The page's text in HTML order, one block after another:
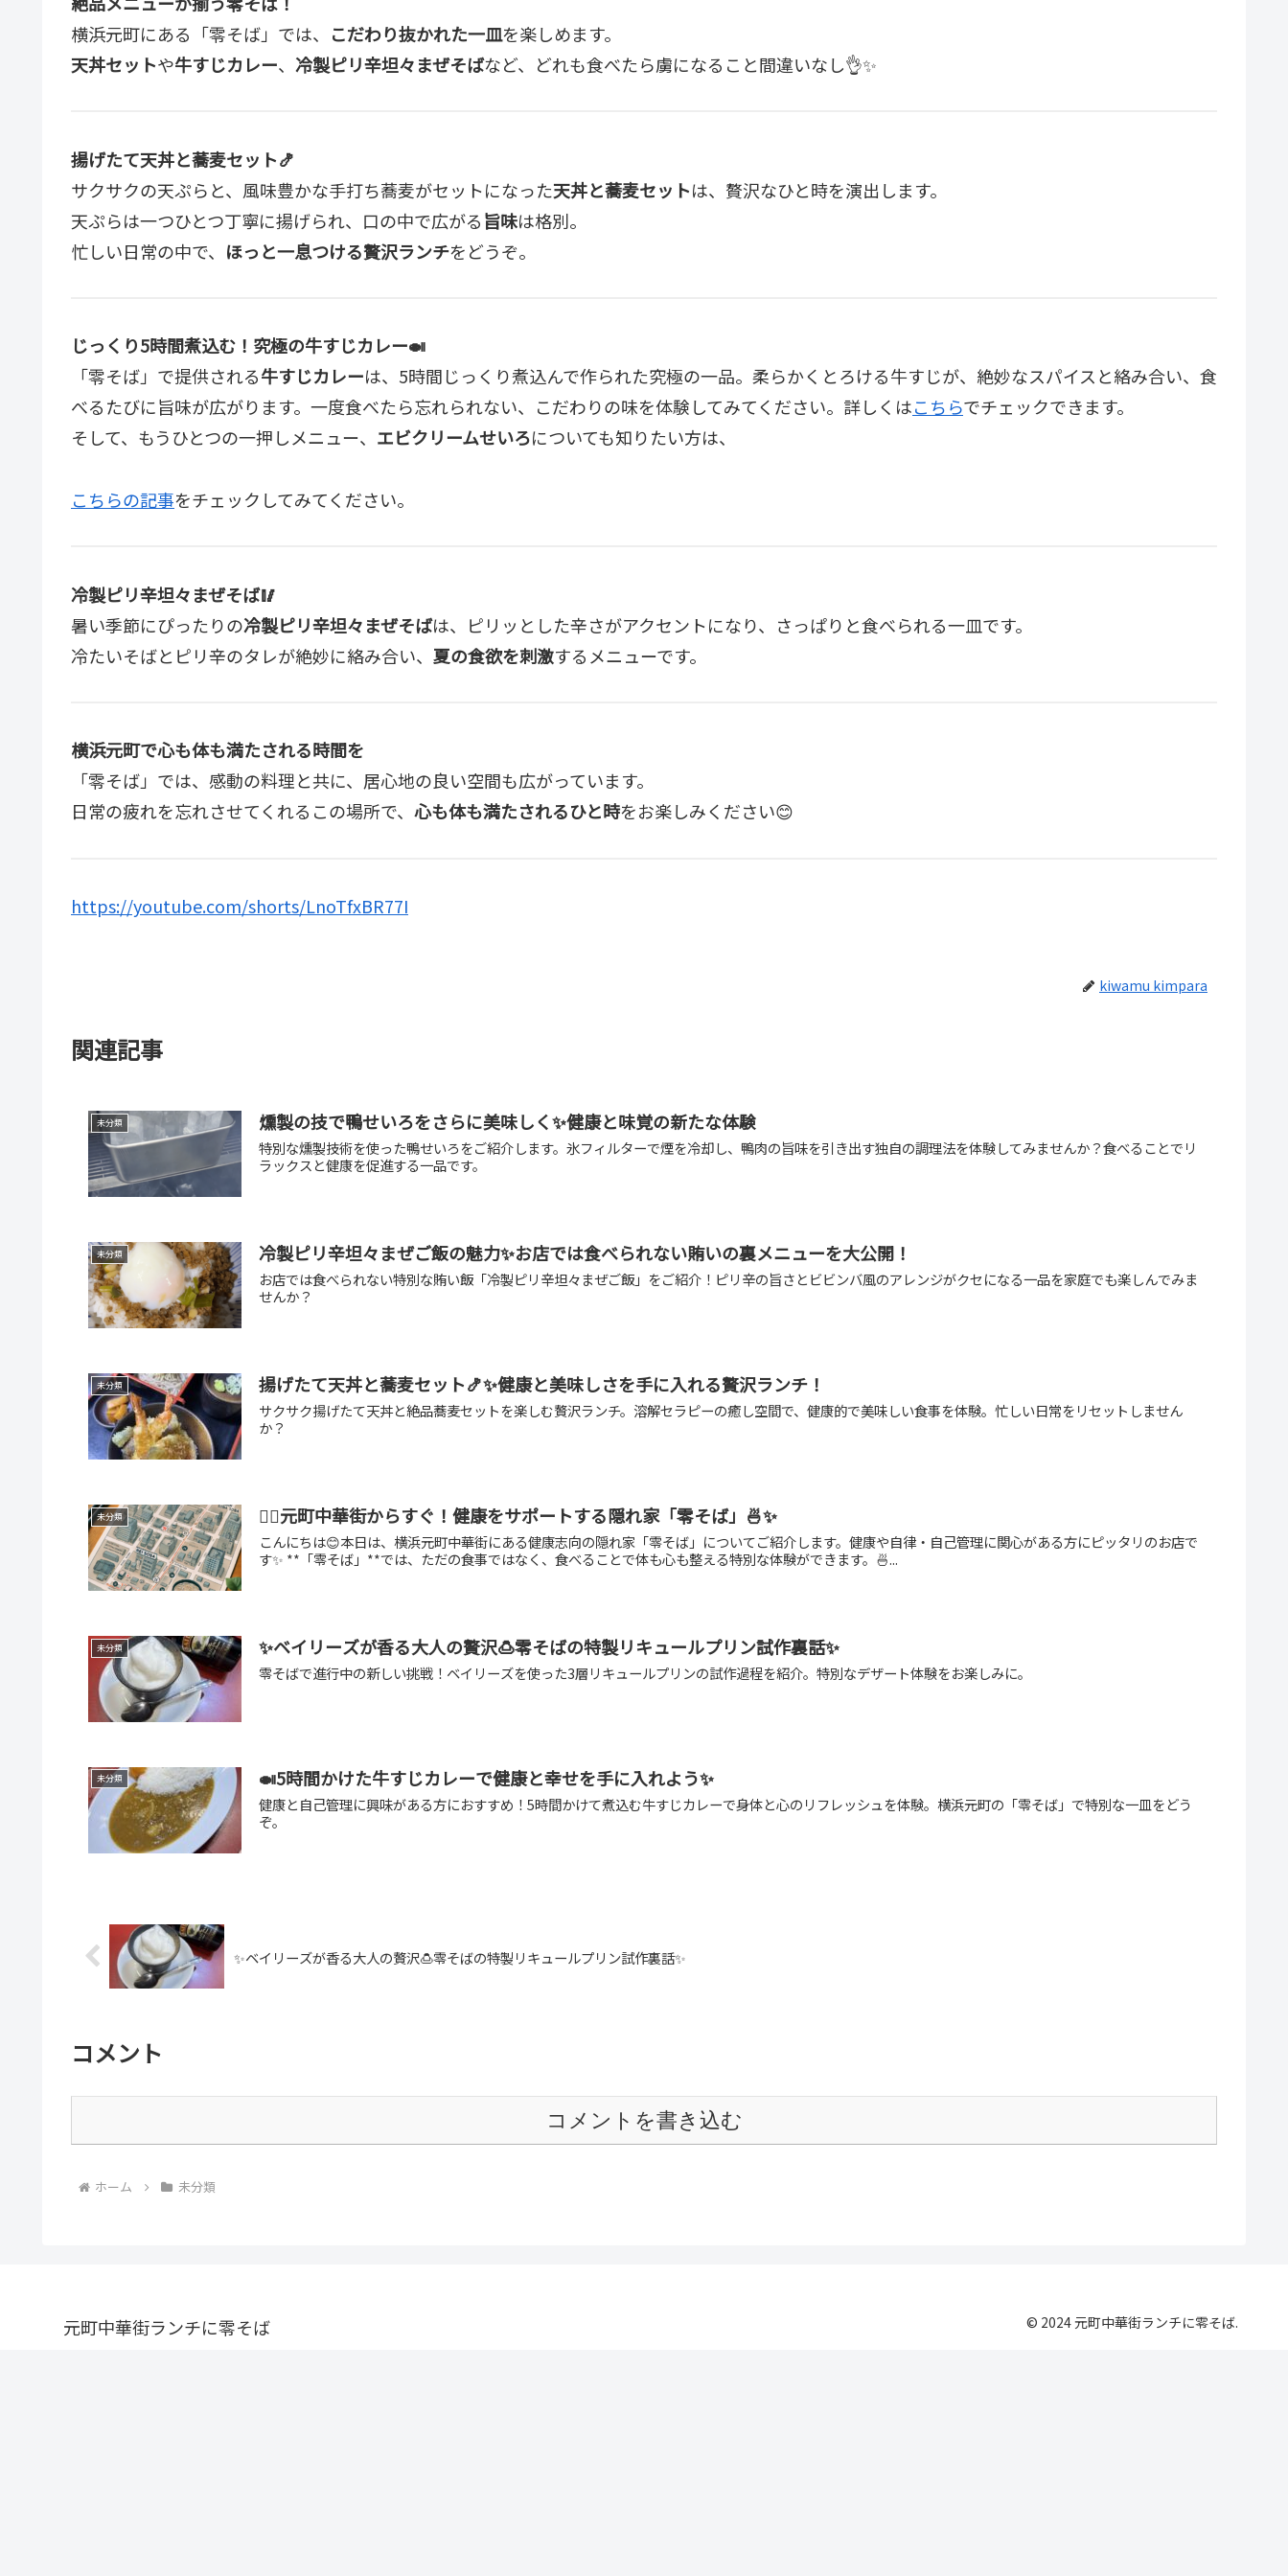
横浜元町にある「零そば」では、
こだわり抜かれた一皿を楽しめます。
天丼セットや牛すじカレー、 冷製ピリ辛坦々まぜそばなど、どれも食べたら虜になること間違いなし👌✨
揚げたて天丼と蕎麦セット🍤
サクサクの天ぷらと、風味豊かな手打ち蕎麦がセットになった天丼と蕎麦セットは、贅沢なひと時を演出します。
天ぷらは一つひとつ丁寧に揚げられ、口の中で広がる旨味は格別。
忙しい日常の中で、 ほっと一息つける贅沢ランチをどうぞ。
じっくり5時間煮込む！究極の牛すじカレー🍛
「零そば」で提供される牛すじカレーは、5時間じっくり煮込んで作られた究極の一品。柔らかくとろける牛すじが、絶妙なスパイスと絡み合い、食
べるたびに旨味が広がります。一度食べたら忘れられない、こだわりの味を体験してみてください。詳しくはこちらでチェックできます。
そして、もうひとつの一押しメニュー、 エビクリームせいろについても知りたい方は、
こちらの記事をチェックしてみてください。
冷製ピリ辛坦々まぜそば🥢
暑い季節にぴったりの冷製ピリ辛坦々まぜそばは、ピリッとした辛さがアクセントになり、さっぱりと食べられる一皿です。
冷たいそばとピリ辛のタレが絶妙に絡み合い、 夏の食欲を刺激するメニューです。
横浜元町で心も体も満たされる時間を
「零そば」では、感動の料理と共に、居心地の良い空間も広がっています。
日常の疲れを忘れさせてくれるこの場所で、 心も体も満たされるひと時をお楽しみください😊
https://youtube.com/shorts/LnoTfxBR77I
kiwamu kimpara
関連記事
未分類 燻製の技で鴨せいろをさらに美味しく✨健康と味覚の新たな体験
特別な燻製技術を使った鴨せいろをご紹介します。氷フィルターで煙を冷却し、鴨肉の旨味を引き出す独自の調理法を体験してみませんか？食べることでリ
ラックスと健康を促進する一品です。
未分類 冷製ピリ辛坦々まぜご飯の魅力✨お店では食べられない賄いの裏メニューを大公開！
お店では食べられない特別な賄い飯「冷製ピリ辛坦々まぜご飯」をご紹介！ピリ辛の旨さとビビンバ風のアレンジがクセになる一品を家庭でも楽しんでみま
せんか？
未分類 揚げたて天丼と蕎麦セット🍤✨健康と美味しさを手に入れる贅沢ランチ！
サクサク揚げたて天丼と絶品蕎麦セットを楽しむ贅沢ランチ。溶解セラピーの癒し空間で、健康的で美味しい食事を体験。忙しい日常をリセットしません
か？
未分類 🚶‍♂️元町中華街からすぐ！健康をサポートする隠れ家「零そば」🍜✨
こんにちは😊本日は、横浜元町中華街にある健康志向の隠れ家「零そば」についてご紹介します。健康や自律・自己管理に関心がある方にピッタリのお店で
す✨ **「零そば」**では、ただの食事ではなく、食べることで体も心も整える特別な体験ができます。🍜...
未分類 ✨ベイリーズが香る大人の贅沢🍮零そばの特製リキュールプリン試作裏話✨
零そばで進行中の新しい挑戦！ベイリーズを使った3層リキュールプリンの試作過程を紹介。特別なデザート体験をお楽しみに。
未分類 🍛5時間かけた牛すじカレーで健康と幸せを手に入れよう✨
健康と自己管理に興味がある方におすすめ！5時間かけて煮込む牛すじカレーで身体と心のリフレッシュを体験。横浜元町の「零そば」で特別な一皿をどう
ぞ。
✨ベイリーズが香る大人の贅沢🍮零そばの特製リキュールプリン試作裏話✨
コメント
コメントを書き込む
ホーム 未分類
元町中華街ランチに零そば © 2024 元町中華街ランチに零そば.